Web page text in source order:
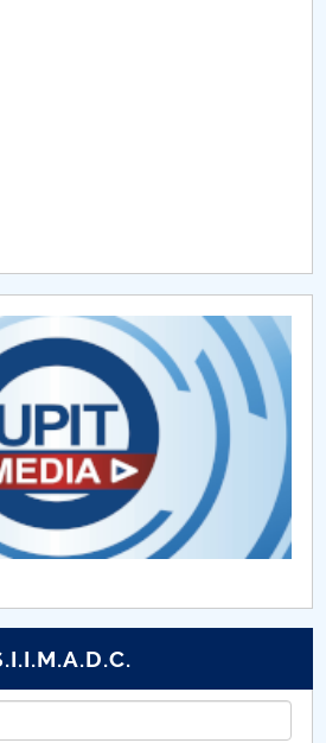
ALUMNI – UPB
30 ianuarie 2025
14 iulie 2025
24 iulie 2025
29 iulie 2025
5 septembrie 2025
17 septembrie 2025